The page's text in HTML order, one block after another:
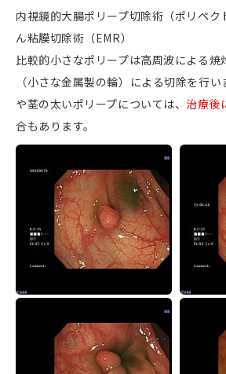
内視鏡的大腸ポリープ切除術（ポリペク
ん粘膜切除術（EMR）
比較的小さなポリープは高周波による焼
（小さな金属製の輪）による切除を行
や茎の太いポリープについては、治療後
合もあります。